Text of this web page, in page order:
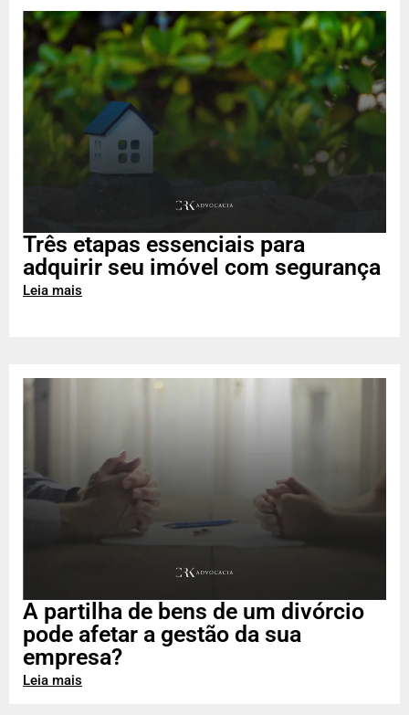
Três etapas essenciais para
adquirir seu imóvel com segurança
Leia mais
A partilha de bens de um divórcio
pode afetar a gestão da sua
empresa?
Leia mais